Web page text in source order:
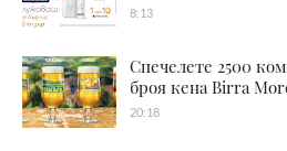
8:13
Спечелете 2500
броя кена Birra
20:18